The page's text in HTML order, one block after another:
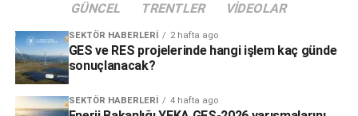
GÜNCEL TRENTLER VIDEOLAR
SEKTÖR HABERLERI 2 hafta ago
GES ve RES projelerinde hangi işlem kaç günde
sonuçlanacak?
SEKTÖR HABERLERI 4 hafta ago